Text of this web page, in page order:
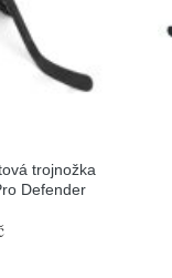
trojnožka
Defender